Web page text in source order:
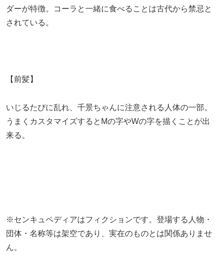
ダーが特徴。コーラと一緒に食べることは古代から禁忌と
されている。
【前髪】
いじるたびに乱れ、千景ちゃんに注意される人体の一部。
うまくカスタマイズするとMの字やWの字を描くことが出
来る。
※センキュペディアはフィクションです。登場する人物・
団体・名称等は架空であり、実在のものとは関係ありませ
ん。